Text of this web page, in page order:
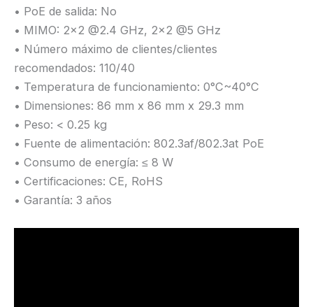
• PoE de salida: No
• MIMO: 2×2 @2.4 GHz, 2×2 @5 GHz
• Número máximo de clientes/clientes
recomendados: 110/40
• Temperatura de funcionamiento: 0°C~40°C
• Dimensiones: 86 mm x 86 mm x 29.3 mm
• Peso: < 0.25 kg
• Fuente de alimentación: 802.3af/802.3at PoE
• Consumo de energía: ≤ 8 W
• Certificaciones: CE, RoHS
• Garantía: 3 años